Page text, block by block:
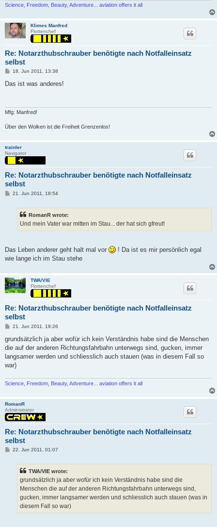
Science, Freedom, Beauty, Adventure... aviation offers it all
Klimes Manfred
Flottenchef
Re: Notarzthubschrauber benötigte nach Notfalleinsatz
selbst
P
s
18. Jun 2011, 13:38
Das ist was anderes!
Mfg: Manfred!
Über den Wolken ist die Freiheit Grenzenlos!
trainler
Navigator
Re: Notarzthubschrauber benötigte nach Notfalleinsatz
selbst
P21. Jun 2011, 18:54
RomanR wrote:
Und mein Vater war mitten im Stau... der hat sich gfreut!
Das Leben anderer geht halt mal vor
! Da ist es mir persönlich egal
wie lange ich im Stau stehe
TWA/VIE
Flottenchef
Re: Notarzthubschrauber benötigte nach Notfalleinsatz
selbst
P
s
21. Jun 2011, 19:26
grundsätzlich ja aber wofür ich kein Verständnis habe sind die Menschen
die auf der anderen Richtungsfahrbahn unterwegs sind, gucken, immer
langsamer werden und schliesslich auch stauen (was in diesem Fall so
war)
Science, Freedom, Beauty, Adventure... aviation offers it all
RomanR
Administrator
Re: Notarzthubschrauber benötigte nach Notfalleinsatz
selbst
P22. Jun 2011, 01:07
TWA/VIE wrote:
grundsätzlich ja aber wofür ich kein Verständnis habe sind die
Menschen die auf der anderen Richtungsfahrbahn unterwegs sind,
gucken, immer langsamer werden und schliesslich auch stauen (was in
diesem Fall so war)